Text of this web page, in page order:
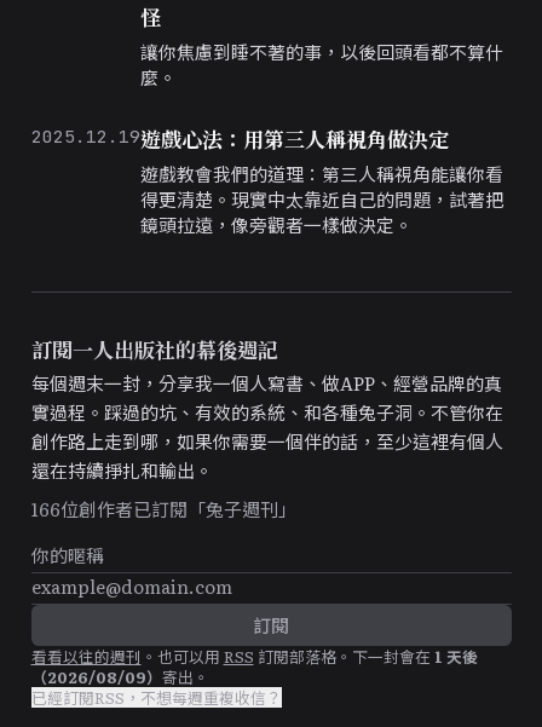
怪
讓你焦慮到睡不著的事，以後回頭看都不算什
麼。
2025.12.19遊戲心法：用第三人稱視角做決定
遊戲教會我們的道理：第三人稱視角能讓你看
得更清楚。現實中太靠近自己的問題，試著把
鏡頭拉遠，像旁觀者一樣做決定。
訂閱一人出版社的幕後週記
每個週末一封，分享我一個人寫書、做APP、經營品牌的真
實過程。踩過的坑、有效的系統、和各種兔子洞。不管你在
創作路上走到哪，如果你需要一個伴的話，至少這裡有個人
還在持續掙扎和輸出。
166位創作者已訂閱「兔子週刊」
看看以往的週刊 。 也可以用 RSS 訂閱部落格。 下一封會在 1 天後
（2026/08/09） 寄出。
已經訂閱RSS，不想每週重複收信？